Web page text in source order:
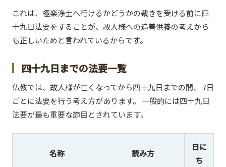
これは、極楽浄土へ行けるかどうかの裁きを受ける前に四
十九日法要をすることが、故人様への追善供養の考えから
も正しいためと言われているからです。
四十九日までの法要一覧
仏教では、故人様が亡くなってから四十九日までの間、 7日
ごとに法要を行う考え方があります。 一般的には四十九日
法要が最も重要な節目とされています。
名称 読み方
日に
ち